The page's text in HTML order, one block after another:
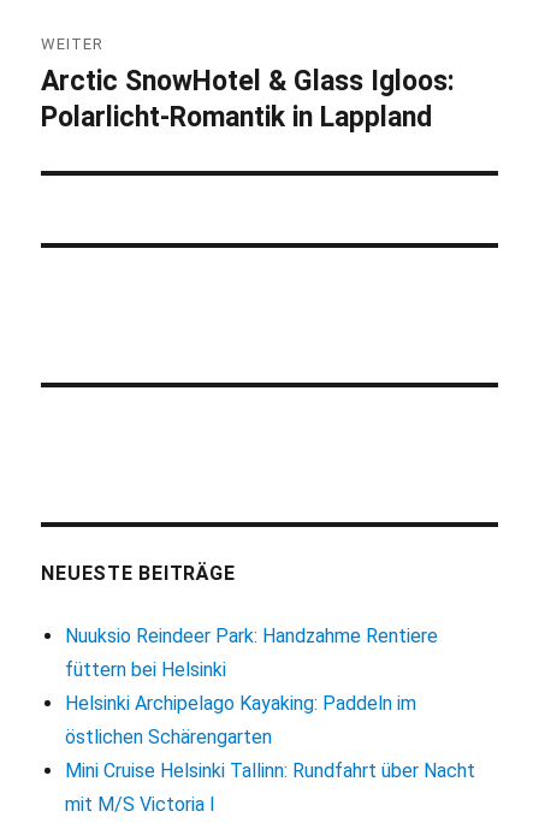
WEITER
Nächster
Beitrag:
Arctic SnowHotel & Glass Igloos:
Polarlicht-Romantik in Lappland
NEUESTE BEITRÄGE
Nuuksio Reindeer Park: Handzahme Rentiere
füttern bei Helsinki
Helsinki Archipelago Kayaking: Paddeln im
östlichen Schärengarten
Mini Cruise Helsinki Tallinn: Rundfahrt über Nacht
mit M/S Victoria I